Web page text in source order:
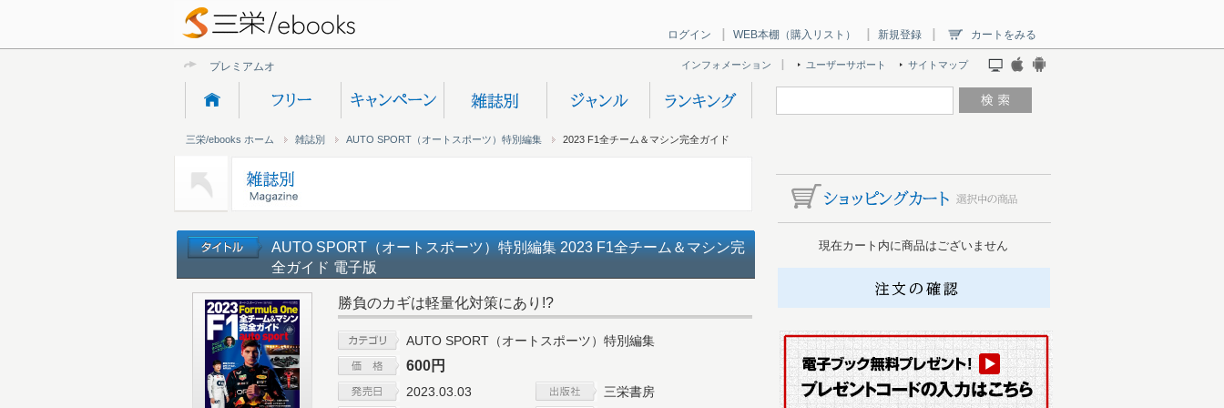
ログイン WEB本棚（購入リスト） 新規登録 カートをみる
インフォメーション ユーザーサポート サイトマップ
プレミアムオンライン
三栄/ebooks ホーム 雑誌別 AUTO SPORT（オートスポーツ）特別編集 2023 F1全チーム＆マシン完全ガイド
AUTO SPORT（オートスポーツ）特別編集 2023 F1全チーム＆マシン完
全ガイド 電子版
勝負のカギは軽量化対策にあり!?
AUTO SPORT（オートスポーツ）特別編集
600円
2023.03.03 三栄書房
現在カート内に商品はございません